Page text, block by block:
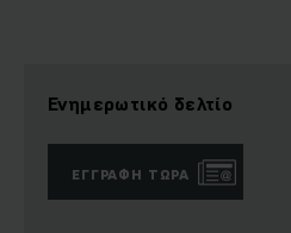
Ενημερωτικό δελτίο
ΕΓΓΡΑΦΉ ΤΏΡΑ